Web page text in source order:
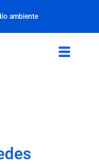
ambiente